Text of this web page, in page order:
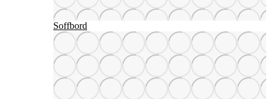
Soffbord